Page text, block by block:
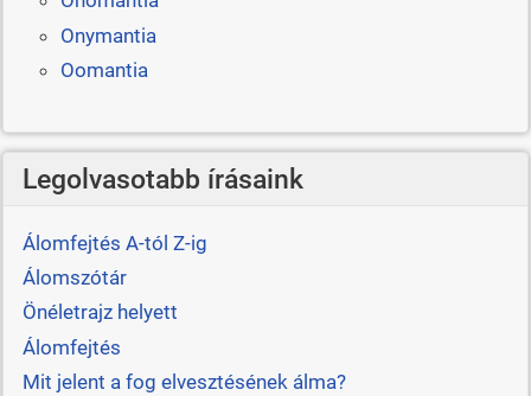
Onymantia
Oomantia
Legolvasotabb írásaink
Álomfejtés A-tól Z-ig
Álomszótár
Önéletrajz helyett
Álomfejtés
Mit jelent a fog elvesztésének álma?